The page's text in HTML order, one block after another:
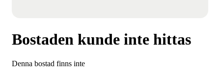
Bostaden kunde inte hittas
Denna bostad finns inte